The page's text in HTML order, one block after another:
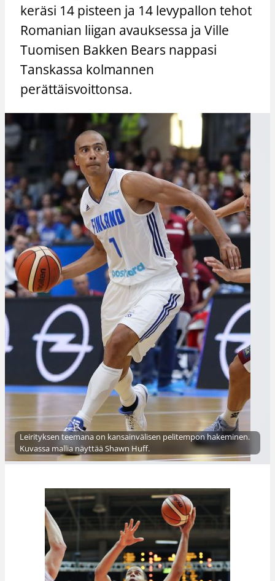
keräsi 14 pisteen ja 14 levypallon tehot
Romanian liigan avauksessa ja Ville
Tuomisen Bakken Bears nappasi
Tanskassa kolmannen
perättäisvoittonsa.
Leirityksen teemana on kansainvälisen pelitempon hakeminen.
Kuvassa mallia näyttää Shawn Huff.